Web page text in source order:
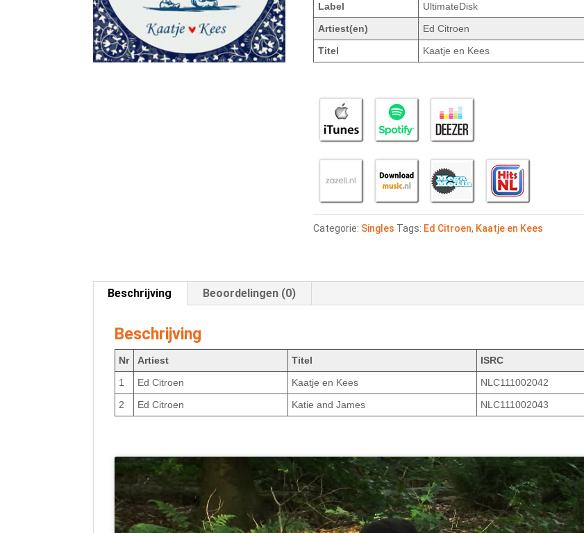
Label
UltimateDisk
Artiest(en)
Ed Citroen
Titel
Kaatje en Kees
Categorie: Singles Tags: Ed Citroen, Kaatje en Kees
Beschrijving Beoordelingen (0)
Beschrijving
Nr Artiest Titel ISRC
1
Ed Citroen Kaatje en Kees NLC111002042
2
Ed Citroen Katie and James NLC111002043